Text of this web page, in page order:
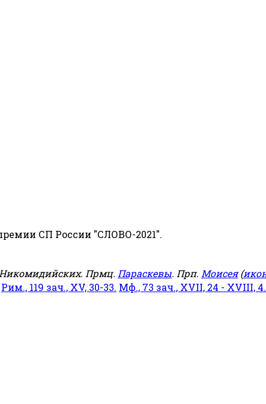
СП России "СЛОВО-2021".
Никомидийских. Прмц. Параскевы. Прп. Моисея(
Рим., 119 зач., XV, 30-33. Мф., 73 зач., XVII, 24 - XVIII, 4.